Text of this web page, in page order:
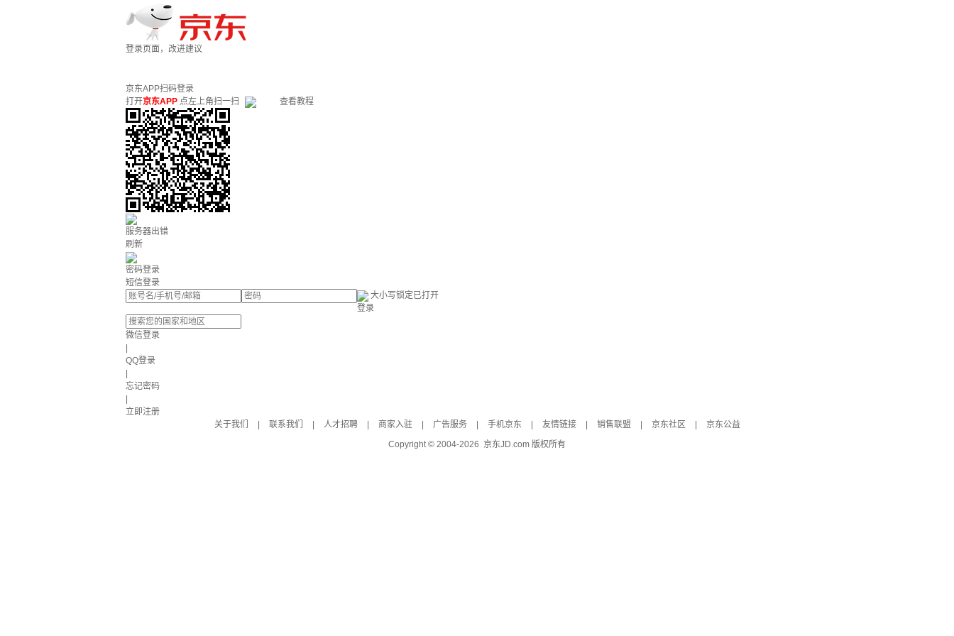
登录页面，改进建议
京东APP扫码登录
打开京东APP 点左上角扫一扫 查看教程
服务器出错
刷新
密码登录
短信登录
大小写锁定已打开
登录
微信登录
QQ登录
忘记密码
立即注册
关于我们
联系我们 人才招聘 商家入驻 广告服务 手机京东 友情链接 销售联盟 京东社区
京东公益
Copyright © 2004-2026 京东JD.com 版权所有